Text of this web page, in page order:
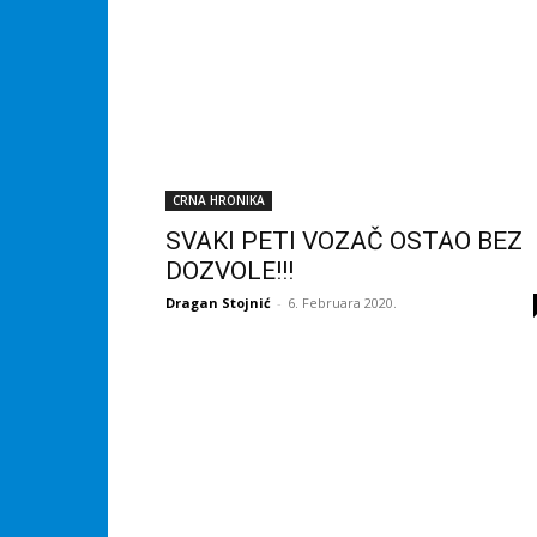
CRNA HRONIKA
SVAKI PETI VOZAČ OSTAO BEZ
DOZVOLE!!!
Dragan Stojnić - 6. Februara 2020.